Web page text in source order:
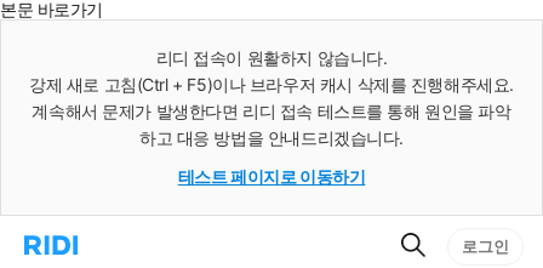
본문 바로가기
리디 접속이 원활하지 않습니다.
강제 새로 고침(Ctrl + F5)이나 브라우저 캐시 삭제를 진행해주세요.
계속해서 문제가 발생한다면 리디 접속 테스트를 통해 원인을 파악
하고 대응 방법을 안내드리겠습니다.
테스트 페이지로 이동하기
리
검
로그인